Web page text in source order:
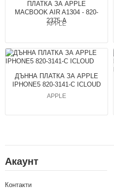
ПЛАТКА ЗА APPLE
MACBOOK AIR A1304 - 820-
2375-A
APPLE
ДЪННА ПЛАТКА ЗА APPLE
IPHONE5 820-3141-C ICLOUD
APPLE
Акаунт
Контакти